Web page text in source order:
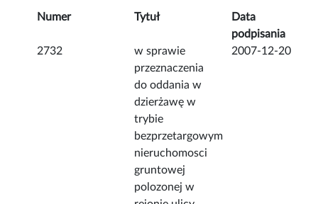
Numer Tytuł
Data
podpisania
2732
w sprawie
przeznaczenia
do oddania w
dzierżawę w
trybie
bezprzetargowym
nieruchomosci
gruntowej
polozonej w
2007-12-20